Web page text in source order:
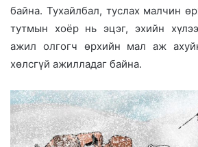
байна. Тухайлбал, туслах малчин
тутмын хоёр нь эцэг, эхийн
ажил олгогч өрхийн мал аж
хөлсгүй ажилладаг байна.